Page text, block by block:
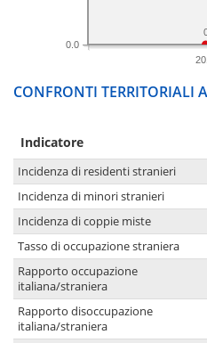
0.0
CONFRONTI TERRITORIALI
Indicatore
Incidenza di residenti stranieri
Incidenza di minori stranieri
Incidenza di coppie miste
Tasso di occupazione straniera
Rapporto occupazione
italiana/straniera
Rapporto disoccupazione
italiana/straniera